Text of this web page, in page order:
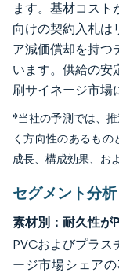
ます。基材コス
向けの契約入札は
ア減価償却を持つ
います。供給の安
刷サイネージ市場
*当社の予測では、
く方向性のあるも
成長、構成効果、お
セグメント分析
素材別：耐久性が
PVCおよびプラス
ージ市場シェア